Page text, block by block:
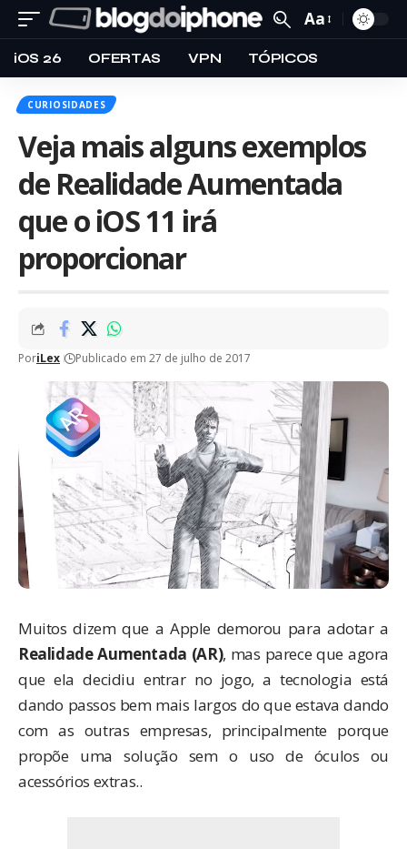
Aa
iOS 26 OFERTAS VPN TÓPICOS
CURIOSIDADES
Veja mais alguns exemplos
de Realidade Aumentada
que o iOS 11 irá
proporcionar
PoriLex Publicado em 27 de julho de 2017
Muitos dizem que a Apple demorou para adotar a
Realidade Aumentada (AR), mas parece que agora
que ela decidiu entrar no jogo, a tecnologia está
dando passos bem mais largos do que estava dando
com as outras empresas, principalmente porque
propõe uma solução sem o uso de óculos ou
acessórios extras..